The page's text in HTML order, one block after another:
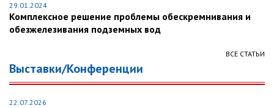
29.01.2024
Комплексное решение проблемы обескремнивания и
обезжелезивания подземных вод
ВСЕ СТАТЬИ
Выставки/Конференции
22.07.2026